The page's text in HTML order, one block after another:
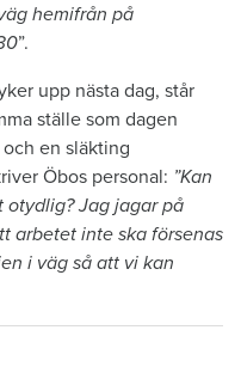
hemifrån på
”.
upp nästa dag, står
ställe som dagen
en släkting
Öbos personal: ”Kan
Jag jagar på
arbetet inte ska försenas
i väg så att vi kan